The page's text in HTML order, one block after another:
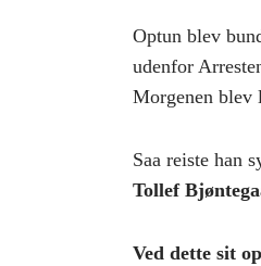
Optun blev
udenfor
Morgenen blev
Saa reiste han
Tollef
Ved dette sit